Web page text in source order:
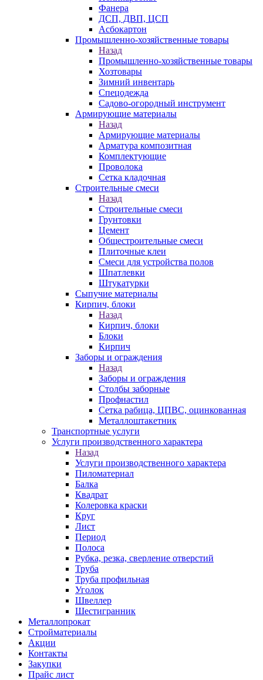
Фанера
ДСП, ДВП, ЦСП
Асбокартон
Промышленно-хозяйственные товары
Назад
Промышленно-хозяйственные товары
Хозтовары
Зимний инвентарь
Спецодежда
Садово-огородный инструмент
Армирующие материалы
Назад
Армирующие материалы
Арматура композитная
Комплектующие
Проволока
Сетка кладочная
Строительные смеси
Назад
Строительные смеси
Грунтовки
Цемент
Общестроительные смеси
Плиточные клеи
Смеси для устройства полов
Шпатлевки
Штукатурки
Сыпучие материалы
Кирпич, блоки
Назад
Кирпич, блоки
Блоки
Кирпич
Заборы и ограждения
Назад
Заборы и ограждения
Столбы заборные
Профнастил
Сетка рабица, ЦПВС, оцинкованная
Металлоштакетник
Транспортные услуги
Услуги производственного характера
Назад
Услуги производственного характера
Пиломатериал
Балка
Квадрат
Колеровка краски
Круг
Лист
Период
Полоса
Рубка, резка, сверление отверстий
Труба
Труба профильная
Уголок
Швеллер
Шестигранник
Металлопрокат
Стройматериалы
Акции
Контакты
Закупки
Прайс лист